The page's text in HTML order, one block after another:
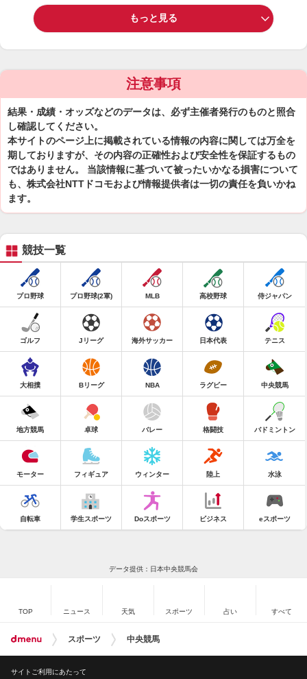
もっと見る
注意事項
結果・成績・オッズなどのデータは、必ず主催者発行のものと照合
し確認してください。
本サイトのページ上に掲載されている情報の内容に関しては万全を
期しておりますが、その内容の正確性および安全性を保証するもの
ではありません。 当該情報に基づいて被ったいかなる損害について
も、株式会社NTTドコモおよび情報提供者は一切の責任を負いかね
ます。
競技一覧
プロ野球 プロ野球(2軍) MLB 高校野球 侍ジャパン
ゴルフ Jリーグ 海外サッカー 日本代表 テニス
大相撲 Bリーグ NBA ラグビー 中央競馬
地方競馬 卓球 バレー 格闘技 バドミントン
モーター フィギュア ウィンター 陸上 水泳
自転車 学生スポーツ Doスポーツ ビジネス eスポーツ
データ提供：日本中央競馬会
TOP ニュース 天気 スポーツ 占い すべて
スポーツ 中央競馬
サイトご利用にあたって